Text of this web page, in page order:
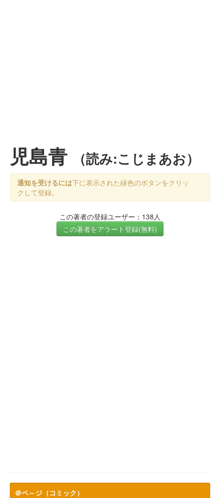
児島青 （読み:こじまあお）
通知を受けるには下に表示された緑色のボタンをクリッ
クして登録。
この著者の登録ユーザー：138人
この著者をアラート登録(無料)
＠ペ～ジ（コミック）